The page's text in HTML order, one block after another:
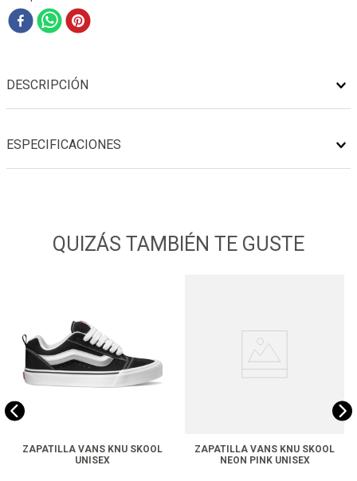
DESCRIPCIÓN
ESPECIFICACIONES
QUIZÁS TAMBIÉN TE GUSTE
ZAPATILLA VANS KNU SKOOL
UNISEX
ZAPATILLA VANS KNU SKOOL
NEON PINK UNISEX